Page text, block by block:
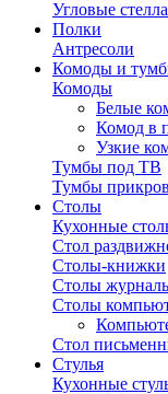
Угловые
Полки
Антресоли
Комоды и
Комоды
Белые
Комод в
Узкие
Тумбы под ТВ
Тумбы
Столы
Кухонные
Стол
Столы-книжки
Столы
Столы
Стол
Стулья
Кухонные